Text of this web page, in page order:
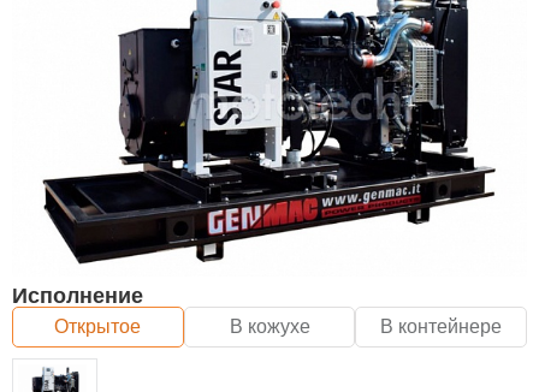
Исполнение
Открытое В кожухе В контейнере